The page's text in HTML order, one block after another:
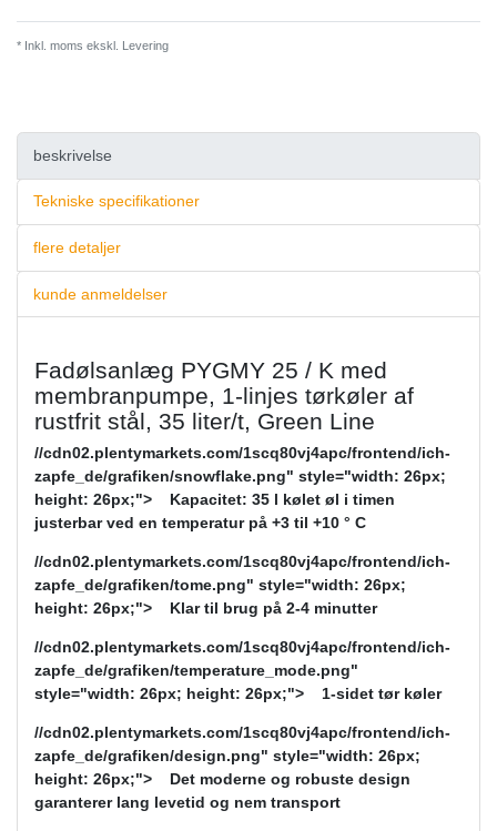
* Inkl. moms ekskl. Levering
beskrivelse
Tekniske specifikationer
flere detaljer
kunde anmeldelser
Fadølsanlæg PYGMY 25 / K med
membranpumpe, 1-linjes tørkøler af
rustfrit stål, 35 liter/t, Green Line
//cdn02.plentymarkets.com/1scq80vj4apc/frontend/ich-
zapfe_de/grafiken/snowflake.png" style="width: 26px;
height: 26px;"> Kapacitet: 35 l kølet øl i timen
justerbar ved en temperatur på +3 til +10 ° C
//cdn02.plentymarkets.com/1scq80vj4apc/frontend/ich-
zapfe_de/grafiken/tome.png" style="width: 26px;
height: 26px;"> Klar til brug på 2-4 minutter
//cdn02.plentymarkets.com/1scq80vj4apc/frontend/ich-
zapfe_de/grafiken/temperature_mode.png"
style="width: 26px; height: 26px;"> 1-sidet tør køler
//cdn02.plentymarkets.com/1scq80vj4apc/frontend/ich-
zapfe_de/grafiken/design.png" style="width: 26px;
height: 26px;"> Det moderne og robuste design
garanterer lang levetid og nem transport